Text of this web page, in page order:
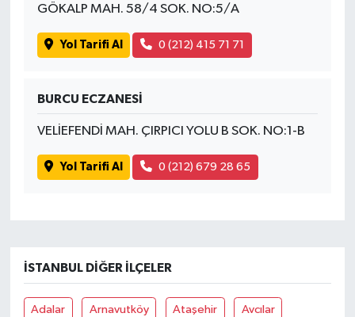
GÖKALP MAH. 58/4 SOK. NO:5/A
Yol Tarifi Al 0 (212) 415 71 71
BURCU ECZANESİ
VELİEFENDİ MAH. ÇIRPICI YOLU B SOK. NO:1-B
Yol Tarifi Al 0 (212) 679 28 65
İSTANBUL DIĞER İLÇELER
Adalar Arnavutköy Ataşehir Avcılar